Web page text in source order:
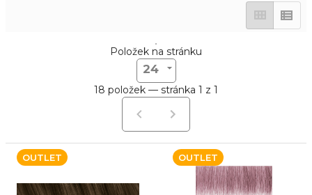
Položek na stránku
24
18 položek — stránka 1 z 1
OUTLET OUTLET